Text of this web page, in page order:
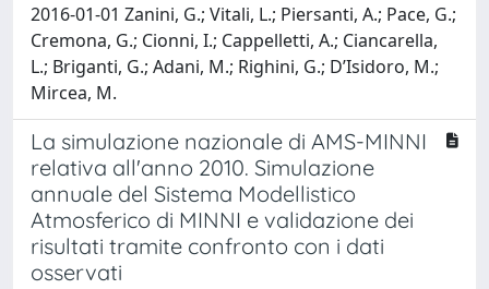
2016-01-01 Zanini, G.; Vitali, L.; Piersanti, A.; Pace, G.;
Cremona, G.; Cionni, I.; Cappelletti, A.; Ciancarella,
L.; Briganti, G.; Adani, M.; Righini, G.; D’Isidoro, M.;
Mircea, M.
La simulazione nazionale di AMS-MINNI
relativa all'anno 2010. Simulazione
annuale del Sistema Modellistico
Atmosferico di MINNI e validazione dei
risultati tramite confronto con i dati
osservati